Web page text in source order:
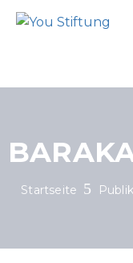
Startseite